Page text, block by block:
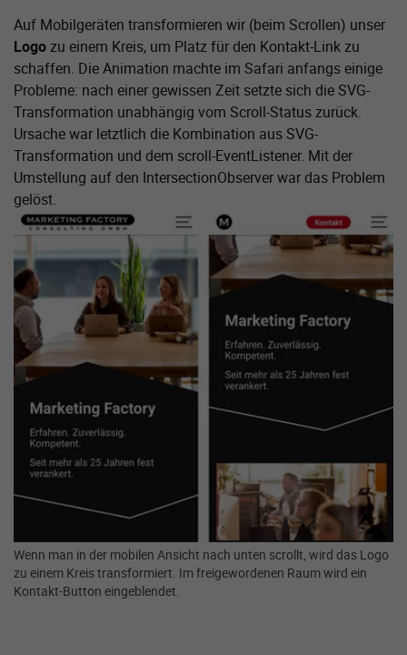
Zeige größere Version von:
Wenn man in der mobilen Ansicht nach unten scrollt, wird das Logo
zu einem Kreis transformiert. Im freigewordenen Raum wird ein
Kontakt-Button eingeblendet.
Auf Mobilgeräten transformieren wir (beim Scrollen) unser
Logozu einem Kreis, um Platz für den Kontakt-Link zu
schaffen. Die Animation machte im Safari anfangs einige
Probleme: nach einer gewissen Zeit setzte sich die SVG-
Transformation unabhängig vom Scroll-Status zurück.
Ursache war letztlich die Kombination aus SVG-
Transformation und dem scroll-EventListener. Mit der
Umstellung auf den IntersectionObserver war das Problem
gelöst.